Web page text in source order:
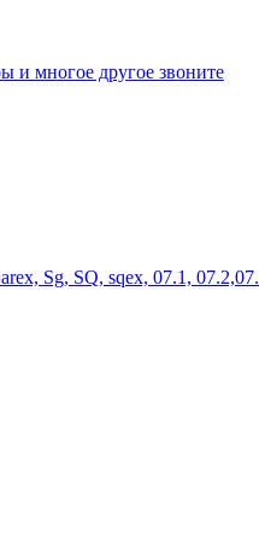
и многое другое звоните
Sg, SQ, sqex, 07.1,